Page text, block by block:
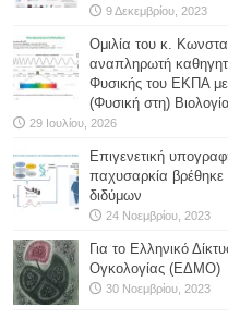
9 Δεκεμβρίου, 2023
Oμιλία του κ.
αναπληρωτή
Φυσικής του ΕΚΠΑ
(Φυσική στη)
29 Ιουλίου, 2026
Επιγενετική
παχυσαρκία βρέθηκε
διδύμων
24 Νοεμβρίου, 2023
Για το Ελληνικό
Ογκολογίας (ΕΔΜΟ)
30 Νοεμβρίου, 2023